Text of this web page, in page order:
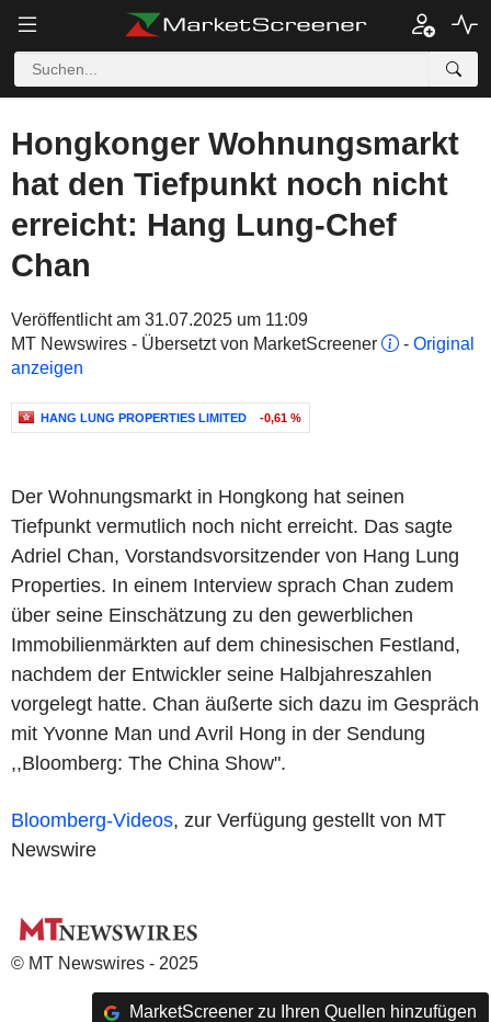
Hongkonger Wohnungsmarkt
hat den Tiefpunkt noch nicht
erreicht: Hang Lung-Chef
Chan
Veröffentlicht am 31.07.2025 um 11:09
MT Newswires - Übersetzt von MarketScreener
- Original
anzeigen
HANG LUNG PROPERTIES LIMITED -0,61 %
Der Wohnungsmarkt in Hongkong hat seinen
Tiefpunkt vermutlich noch nicht erreicht. Das sagte
Adriel Chan, Vorstandsvorsitzender von Hang Lung
Properties. In einem Interview sprach Chan zudem
über seine Einschätzung zu den gewerblichen
Immobilienmärkten auf dem chinesischen Festland,
nachdem der Entwickler seine Halbjahreszahlen
vorgelegt hatte. Chan äußerte sich dazu im Gespräch
mit Yvonne Man und Avril Hong in der Sendung
,,Bloomberg: The China Show".
Bloomberg-Videos, zur Verfügung gestellt von MT
Newswire
© MT Newswires - 2025
MarketScreener zu Ihren Quellen hinzufügen